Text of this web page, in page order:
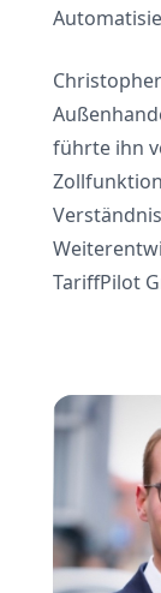
führte ihn
TariffPilot